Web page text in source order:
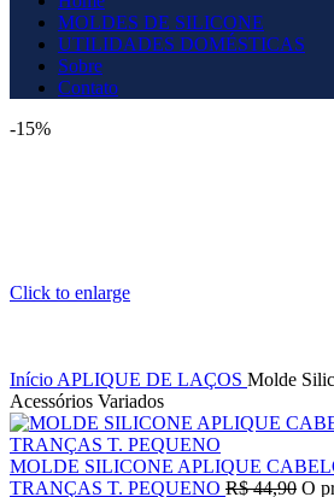
MOLDES DE SILICONE
UTILIDADES DOMÉSTICAS
Sobre
Contato
-15%
Click to enlarge
Início APLIQUE DE LAÇOS Molde
Acessórios Variados
MOLDE SILICONE APLIQUE
TRANÇAS T. PEQUENO R$44,90 O